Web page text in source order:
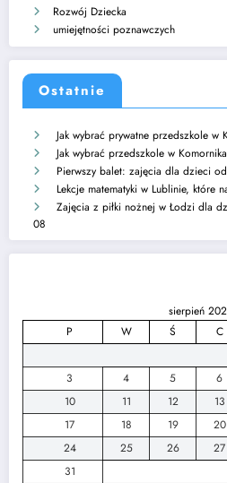
Rozwój Dziecka
umiejętności poznawczych
Ostatnie
Jak wybrać prywatne przedszkole w
Jak wybrać przedszkole w
Pierwszy balet: zajęcia dla dzieci
Lekcje matematyki w Lublinie, które
Zajęcia z piłki nożnej w Łodzi dla
08
sierpień
P
W Ś C
3
4 5 6
10
11 12 13
17
18 19 20
24
25 26 27
31